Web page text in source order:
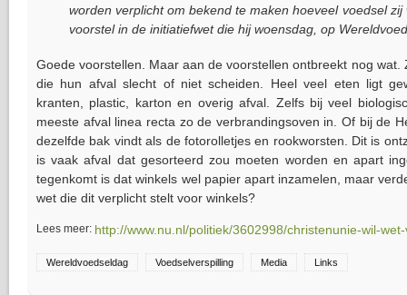
worden verplicht om bekend te maken hoeveel voedsel
voorstel in de initiatiefwet die hij woensdag, op
Goede voorstellen. Maar aan de voorstellen ontbreekt nog wat.
die hun afval slecht of niet scheiden. Heel veel eten ligt
kranten, plastic, karton en overig afval. Zelfs bij veel
meeste afval linea recta zo de verbrandingsoven in. Of bij de
dezelfde bak vindt als de fotorolletjes en rookworsten. Dit is
is vaak afval dat gesorteerd zou moeten worden en apart
tegenkomt is dat winkels wel papier apart inzamelen, maar
wet die dit verplicht stelt voor winkels?
Lees meer: http://www.nu.nl/politiek/3602998/christenunie-wil-
Wereldvoedseldag Voedselverspilling Media Links